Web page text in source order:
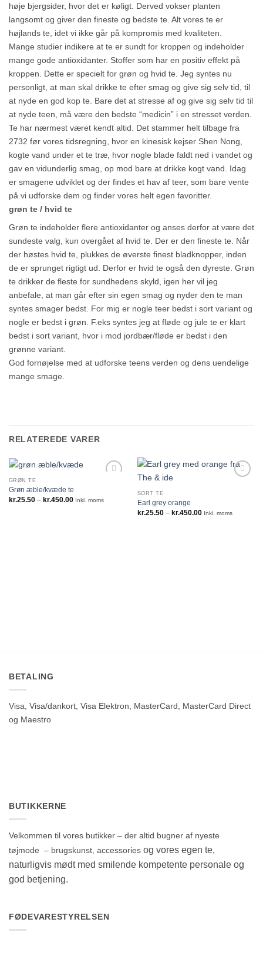
høje bjergsider, hvor det er køligt. Derved vokser planten
langsomt og giver den fineste og bedste te. Alt vores te er
højlands te, idet vi ikke går på kompromis med kvaliteten.
Mange studier indikere at te er sundt for kroppen og indeholder
mange gode antioxidanter. Stoffer som har en positiv effekt på
kroppen. Dette er specielt for grøn og hvid te. Jeg syntes nu
personligt, at man skal drikke te efter smag og give sig selv tid, til
at nyde en god kop te. Bare det at stresse af og give sig selv tid til
at nyde teen, må være den bedste “medicin” i en stresset verden.
Te har nærmest været kendt altid. Det stammer helt tilbage fra
2732 før vores tidsregning, hvor en kinesisk kejser Shen Nong,
kogte vand under et te træ, hvor nogle blade faldt ned i vandet og
gav en vidunderlig smag, op mod bare at drikke kogt vand. Idag
er smagene udviklet og der findes et hav af teer, som bare vente
på vi udforske dem og finder vores helt egen favoritter.
grøn te / hvid te
Grøn te indeholder flere antioxidanter og anses derfor at være det
sundeste valg, kun overgået af hvid te. Der er den fineste te. Når
der høstes hvid te, plukkes de øverste finest bladknopper, inden
de er sprunget rigtigt ud. Derfor er hvid te også den dyreste. Grøn
te drikker de fleste for sundhedens skyld, igen her vil jeg
anbefale, at man går efter sin egen smag og nyder den te man
syntes smager bedst. For mig er nogle teer bedst i sort variant og
nogle er bedst i grøn. F.eks syntes jeg at fløde og jule te er klart
bedst i sort variant, hvor i mod jordbær/fløde er bedst i den
grønne variant.
God fornøjelse med at udforske teens verden og dens uendelige
mange smage.
RELATEREDE VARER
GRØN TE
Grøn æble/kvæde te
kr.25.50 – kr.450.00Prisinterval:
Inkl. moms
SORT TE
Earl grey orange
kr.25.50 – kr.450.00Prisinterval:
Inkl. moms
BETALING
Visa, Visa/dankort, Visa Elektron, MasterCard, MasterCard Direct
og Maestro
BUTIKKERNE
Velkommen til vores butikker – der altid bugner af nyeste
tøjmode – brugskunst, accessories og vores egen te,
naturligvis mødt med smilende kompetente personale og
god betjening.
FØDEVARESTYRELSEN